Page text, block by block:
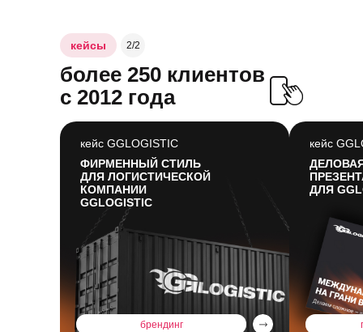
кейсы 2/2
более 250 клиентов
с 2012 года
кейс GGLOGISTIC
ФИРМЕННЫЙ СТИЛЬ
ДЛЯ ЛОГИСТИЧЕСКОЙ
КОМПАНИИ
GGLOGISTIC
брендинг
кейс
ДЛЯ